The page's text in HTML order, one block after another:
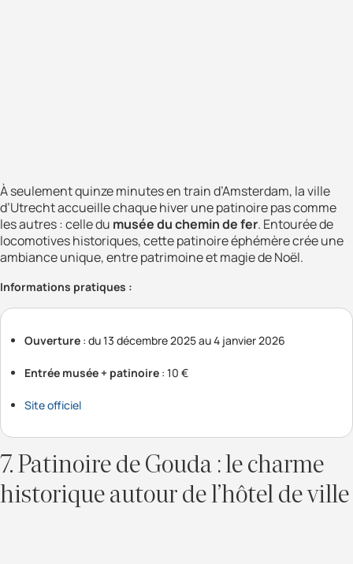
À seulement quinze minutes en train d’Amsterdam, la ville
d’Utrecht accueille chaque hiver une patinoire pas comme
les autres : celle du musée du chemin de fer. Entourée de
locomotives historiques, cette patinoire éphémère crée une
ambiance unique, entre patrimoine et magie de Noël.
Informations pratiques :
Ouverture : du 13 décembre 2025 au 4 janvier 2026
Entrée musée + patinoire : 10 €
Site officiel
7. Patinoire de Gouda : le charme
historique autour de l’hôtel de ville